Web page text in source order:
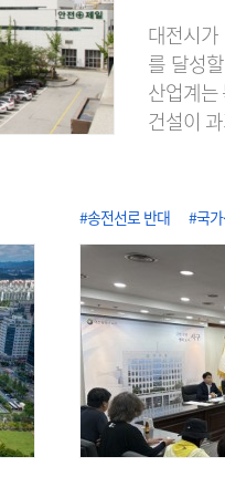
대전시
를 달성
산업계는
건설이
인 시각
르면
2.96%로
저 수준
밑도는
16위 광
#송전선로 반대 #국